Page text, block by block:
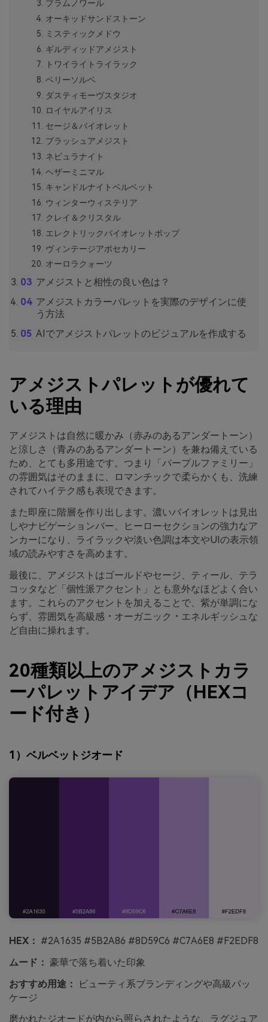
プラムノワール
オーキッドサンドストーン
ミスティックメドウ
ギルディッドアメジスト
トワイライトライラック
ベリーソルベ
ダスティモーヴスタジオ
ロイヤルアイリス
セージ＆バイオレット
ブラッシュアメジスト
ネビュラナイト
ヘザーミニマル
キャンドルナイトベルベット
ウィンターウィステリア
クレイ＆クリスタル
エレクトリックバイオレットポップ
ヴィンテージアポセカリー
オーロラクォーツ
アメジストと相性の良い色は？
アメジストカラーパレットを実際のデザインに使
う方法
AIでアメジストパレットのビジュアルを作成する
アメジストパレットが優れて
いる理由
アメジストは自然に暖かみ（赤みのあるアンダートーン）
と涼しさ（青みのあるアンダートーン）を兼ね備えている
ため、とても多用途です。つまり「パープルファミリー」
の雰囲気はそのままに、ロマンチックで柔らかくも、洗練
されてハイテク感も表現できます。
また即座に階層を作り出します。濃いバイオレットは見出
しやナビゲーションバー、ヒーローセクションの強力なア
ンカーになり、ライラックや淡い色調は本文やUIの表示領
域の読みやすさを高めます。
最後に、アメジストはゴールドやセージ、ティール、テラ
コッタなど「個性派アクセント」とも意外なほどよく合い
ます。これらのアクセントを加えることで、紫が単調にな
らず、雰囲気を高級感・オーガニック・エネルギッシュな
ど自由に操れます。
20種類以上のアメジストカラ
ーパレットアイデア（HEXコ
ード付き）
1）ベルベットジオード
HEX： #2A1635 #5B2A86 #8D59C6 #C7A6E8 #F2EDF8
ムード： 豪華で落ち着いた印象
おすすめ用途：
ビューティ系ブランディングや高級パッ
ケージ
磨かれたジオードが内から照らされたような、ラグジュア